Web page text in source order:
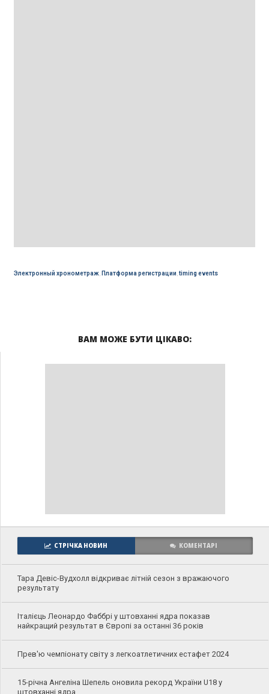
Электронный хронометраж, Платформа регистрации,timing events
ВАМ МОЖЕ БУТИ ЦІКАВО:
СТРІЧКА НОВИН КОМЕНТАРІ
Тара Девіс-Вудхолл відкриває літній сезон з вражаючого
результату
Італієць Леонардо Фаббрі у штовханні ядра показав
найкращий результат в Європі за останні 36 років
Прев'ю чемпіонату світу з легкоатлетичних естафет 2024
15-річна Ангеліна Шепель оновила рекорд України U18 у
штовханні ядра